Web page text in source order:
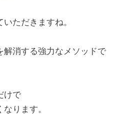
ただきますね。
解消する強力なメソッドで
けで
ります。